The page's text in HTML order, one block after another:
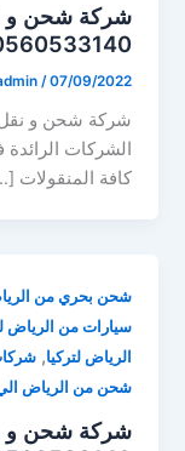
شركة شحن و
/07/09/2022
شركة شحن و نقل
الشركات
كافة المنقولات
شحن بحري من
سيارات من الرياض
الرياض لتركيا,
شحن من الرياض الي
شركة شحن و